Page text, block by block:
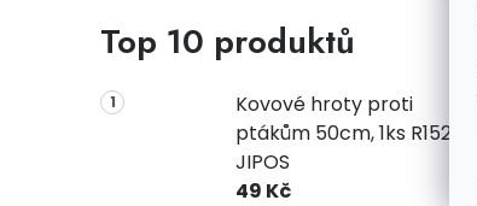
Top 10 produktů
Kovové hroty proti
ptákům 50cm, 1ks R1523
JIPOS
49 Kč